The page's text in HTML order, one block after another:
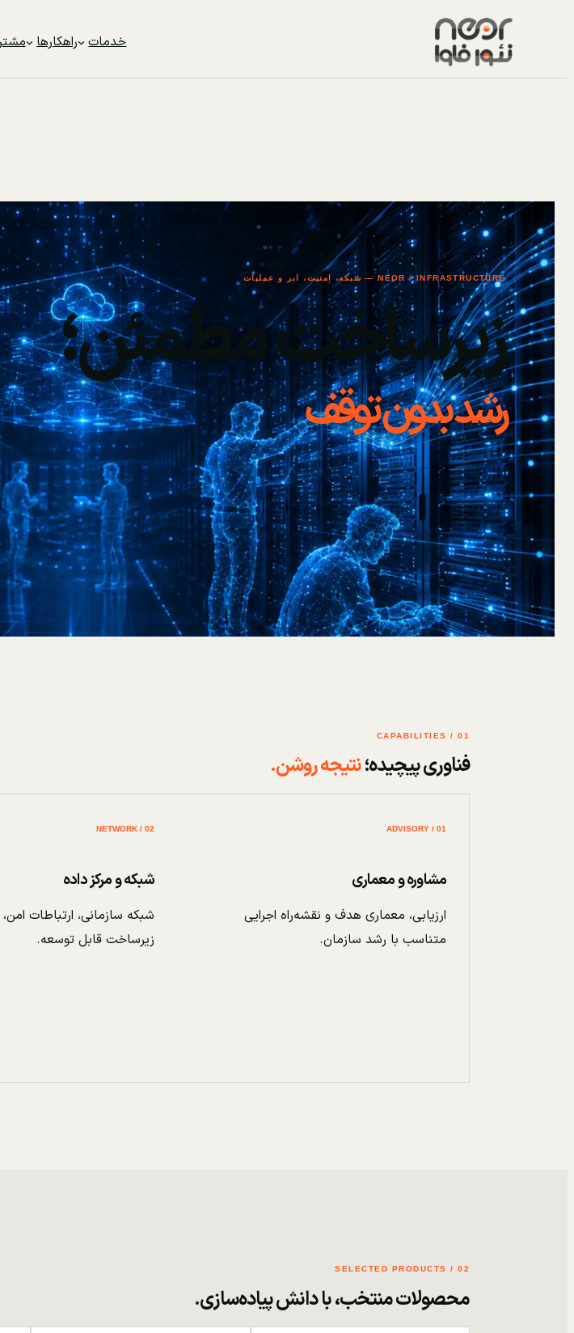
خدمات راهکارها
NEOR / INFRASTRUCTURE — شبکه، امنیت، ابر و عملیات
زیرساخت مطمئن؛
رشد بدون توقف
01 / CAPABILITIES
فناوری پیچیده؛نتیجه روشن.
01 / ADVISORY
مشاوره و معماری
ارزیابی، معماری هدف و نقشه‌راه اجرایی
متناسب با رشد سازمان.
02 / NETWORK
شبکه و مرکز داده
شبکه سازمانی، ارتباطات
زیرساخت قابل توسعه.
02 / SELECTED PRODUCTS
محصولات منتخب، با دانش پیاده‌سازی.